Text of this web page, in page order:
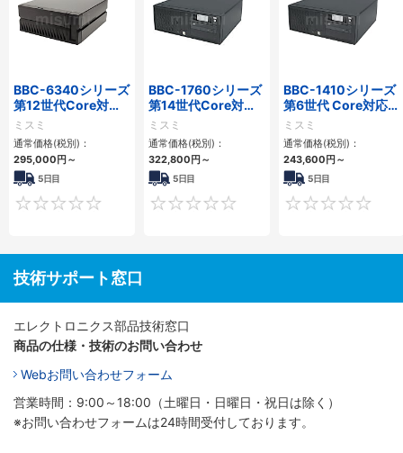
BBC-6340シリーズ
第12世代Core対応
小型フロアマウント
PC2PCI/2PCIe
ミスミ
通常価格(税別)：
295,000円～
5日目
0
BBC-1760シリーズ
第14世代Core対応
小型フロアマウント
3PCIe
ミスミ
通常価格(税別)：
322,800円～
5日目
0
BBC-1410シリーズ
第6世代 Core対応フ
ロアマウントFAPC
3PCI・3PCIe
ミスミ
通常価格(税別)：
243,600円～
5日目
技術サポート窓口
エレクトロニクス部品技術窓口
商品の仕様・技術のお問い合わせ
Webお問い合わせフォーム
営業時間：9:00～18:00（土曜日・日曜日・祝日は除く）
※お問い合わせフォームは24時間受付しております。